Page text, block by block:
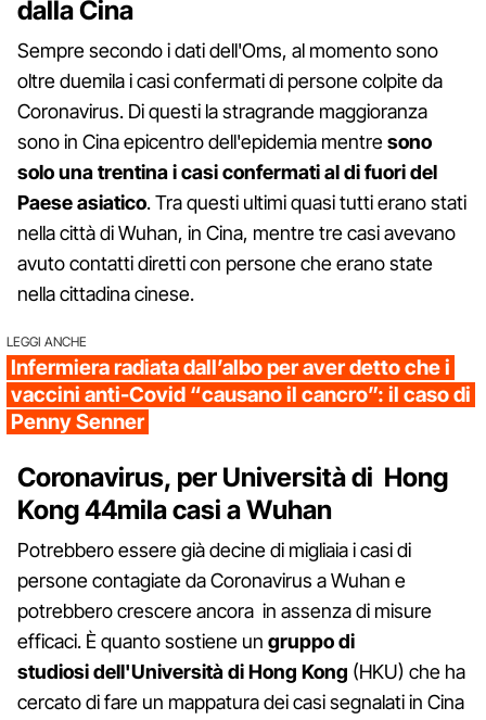
dalla Cina
Sempre secondo i dati dell'Oms, al momento sono
oltre duemila i casi confermati di persone colpite da
Coronavirus. Di questi la stragrande maggioranza
sono in Cina epicentro dell'epidemia mentresono
solo una trentina i casi confermati al di fuori del
Paese asiatico. Tra questi ultimi quasi tutti erano stati
nella città di Wuhan, in Cina, mentre tre casi avevano
avuto contatti diretti con persone che erano state
nella cittadina cinese.
LEGGI ANCHE
Infermiera radiata dall’albo per aver detto che i
vaccini anti-Covid “causano il cancro”: il caso di
Penny Senner
Coronavirus, per Università di Hong
Kong 44mila casi a Wuhan
Potrebbero essere già decine di migliaia i casi di
persone contagiate da Coronavirus a Wuhan e
potrebbero crescere ancora in assenza di misure
efficaci. È quanto sostiene un gruppo di
studiosi dell'Università di Hong Kong (HKU) che ha
cercato di fare un mappatura dei casi segnalati in Cina